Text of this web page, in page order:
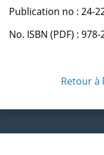
Publication no : 24-
No. ISBN (PDF) :
Retour à